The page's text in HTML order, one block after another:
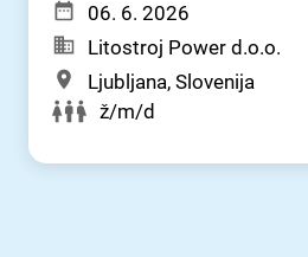
06. 6. 2026
Litostroj Power d.o.o.
Ljubljana, Slovenija
ž/m/d